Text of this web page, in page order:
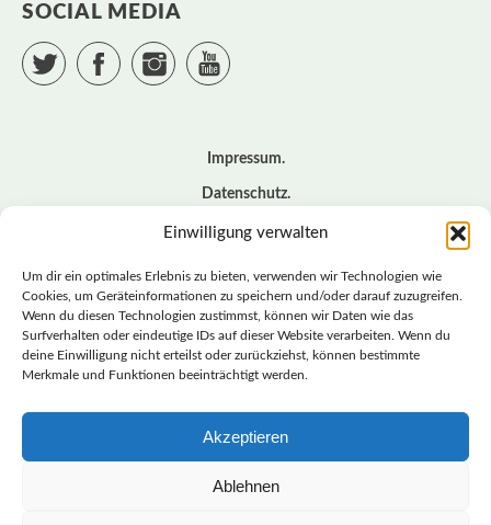
Einwilligung verwalten
Um dir ein optimales Erlebnis zu bieten, verwenden wir Technologien wie
Cookies, um Geräteinformationen zu speichern und/oder darauf zuzugreifen.
Wenn du diesen Technologien zustimmst, können wir Daten wie das
Surfverhalten oder eindeutige IDs auf dieser Website verarbeiten. Wenn du
deine Einwilligung nicht erteilst oder zurückziehst, können bestimmte
Merkmale und Funktionen beeinträchtigt werden.
Akzeptieren
Ablehnen
SOCIAL MEDIA
Twitter Facebook Instagram
Impressum
Datenschutz
Cookie – Richtlinie (EU)
© BASISDEMOKRATISCHE PARTEI DEUTSCHLAND *
LANDESVERBAND SACHSEN
LANDESVERBAND
SACHSEN | DIEBASIS